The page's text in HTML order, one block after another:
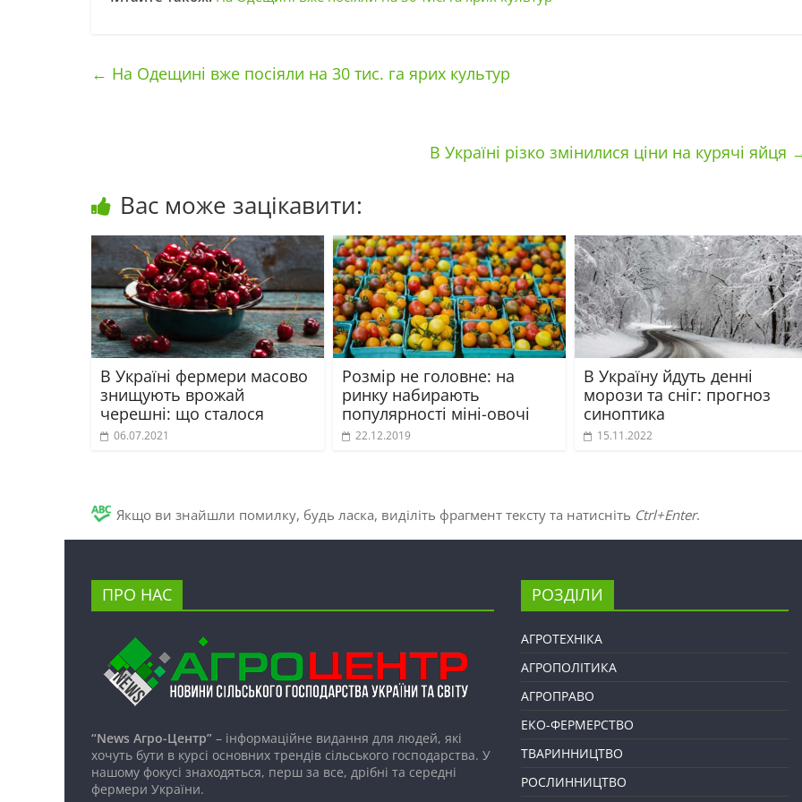
← На Одещині вже посіяли на 30 тис. га ярих культур
В Україні різко змінилися ціни на курячі яйця
Вас може зацікавити:
В Україні фермери масово
знищують врожай
черешні: що сталося
06.07.2021
Розмір не головне: на
ринку набирають
популярності міні-овочі
22.12.2019
В Україну йдуть денні
морози та сніг: прогноз
синоптика
15.11.2022
Якщо ви знайшли помилку, будь ласка, виділіть фрагмент тексту та натисніть Ctrl+Enter.
ПРО НАС
“News Агро-Центр” – інформаційне видання для людей, які
хочуть бути в курсі основних трендів сільського господарства. У
нашому фокусі знаходяться, перш за все, дрібні та середні
фермери України.
РОЗДІЛИ
АГРОТЕХНІКА
АГРОПОЛІТИКА
АГРОПРАВО
ЕКО-ФЕРМЕРСТВО
ТВАРИННИЦТВО
РОСЛИННИЦТВО